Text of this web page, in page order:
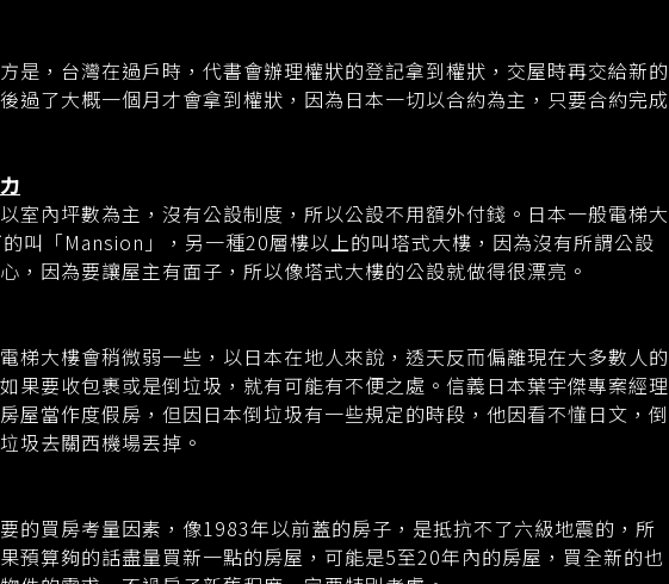
是，台灣在過戶時，代書會辦理權狀的登記拿到權狀，交屋時再交給新的
過了大概一個月才會拿到權狀，因為日本一切以合約為主，只要合約完成
室內坪數為主，沒有公設制度，所以公設不用額外付錢。日本一般電梯大
叫「Mansion」，另一種20層樓以上的叫塔式大樓，因為沒有所謂公設
，因為要讓屋主有面子，所以像塔式大樓的公設就做得很漂亮。
梯大樓會稍微弱一些，以日本在地人來說，透天反而偏離現在大多數人的
果要收包裹或是倒垃圾，就有可能有不便之處。信義日本葉宇傑專案經理
屋當作度假房，但因日本倒垃圾有一些規定的時段，他因看不懂日文，倒
圾去關西機場丟掉。
的買房考量因素，像1983年以前蓋的房子，是抵抗不了六級地震的，所
預算夠的話盡量買新一點的房屋，可能是5至20年內的房屋，買全新的也